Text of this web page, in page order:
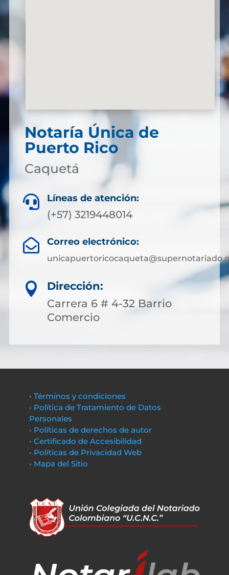
Notaría Única de
Puerto Rico
Caquetá
 Líneas de atención:
(+57) 3219448014
 Correo electrónico:

Dirección:
Carrera 6 # 4-32 Barrio
Comercio
• Términos y condiciones
• Política de Tratamiento de Datos
Personales
• Políticas de derechos de autor
• Certificado de Accesibilidad
• Políticas de Privacidad Web
• Mapa del Sitio